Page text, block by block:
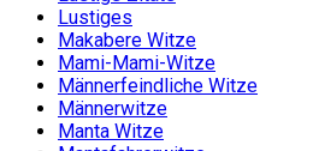
Lustiges
Makabere Witze
Mami-Mami-Witze
Männerfeindliche Witze
Männerwitze
Manta Witze